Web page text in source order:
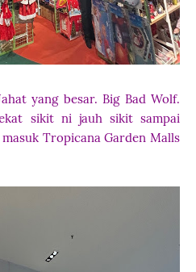
yang besar. Big Bad Wolf.
sikit ni jauh sikit sampai
Tropicana Garden Malls